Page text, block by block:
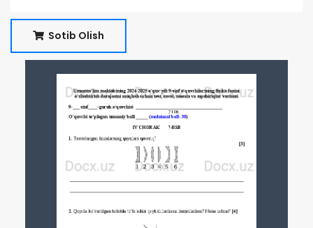
Sotib Olish